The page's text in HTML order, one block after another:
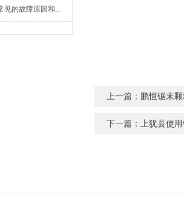
生物质颗粒燃烧机常见的故障原因和解决办法
上一篇： 鹏恒锯末
下一篇：上犹县使